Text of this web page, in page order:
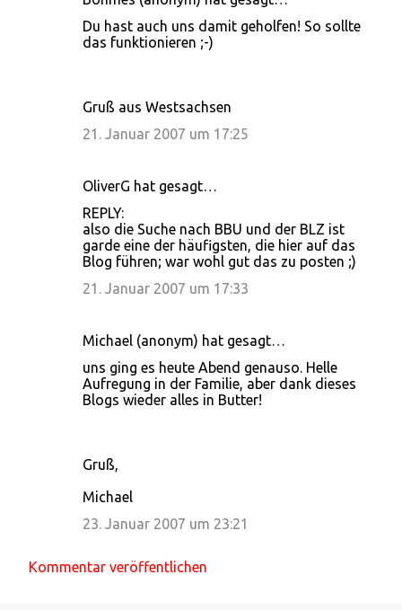
Du hast auch uns damit geholfen! So sollte
das funktionieren ;-)
Gruß aus Westsachsen
21. Januar 2007 um 17:25
OliverG hat gesagt…
REPLY:
also die Suche nach BBU und der BLZ ist
garde eine der häufigsten, die hier auf das
Blog führen; war wohl gut das zu posten ;)
21. Januar 2007 um 17:33
Michael (anonym) hat gesagt…
uns ging es heute Abend genauso. Helle
Aufregung in der Familie, aber dank dieses
Blogs wieder alles in Butter!
Gruß,
Michael
23. Januar 2007 um 23:21
Kommentar veröffentlichen